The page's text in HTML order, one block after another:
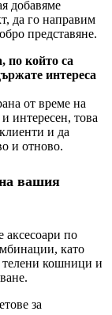
добавяме
да го направим
представяне.
по който са
интереса
от време на
интересен, това
и да
и отново.
вашия
аксесоари по
като
телени кошници и
за